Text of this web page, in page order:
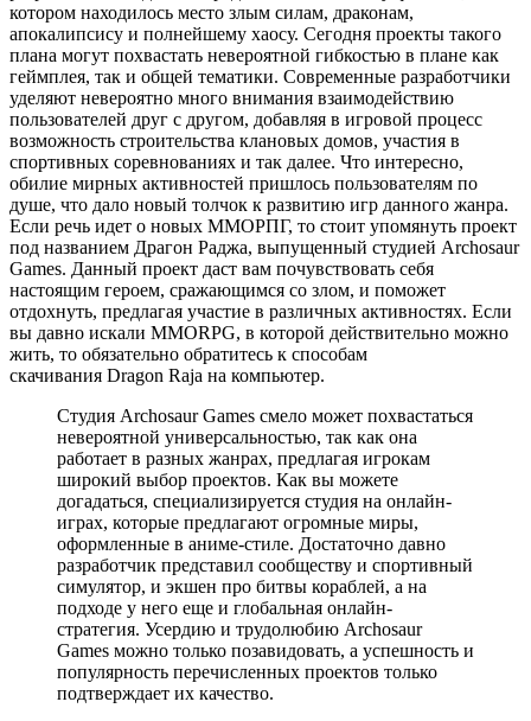
котором находилось место злым силам, драконам,
апокалипсису и полнейшему хаосу. Сегодня проекты такого
плана могут похвастать невероятной гибкостью в плане как
геймплея, так и общей тематики. Современные разработчики
уделяют невероятно много внимания взаимодействию
пользователей друг с другом, добавляя в игровой процесс
возможность строительства клановых домов, участия в
спортивных соревнованиях и так далее. Что интересно,
обилие мирных активностей пришлось пользователям по
душе, что дало новый толчок к развитию игр данного жанра.
Если речь идет о новых ММОРПГ, то стоит упомянуть проект
под названием Драгон Раджа, выпущенный студией Archosaur
Games. Данный проект даст вам почувствовать себя
настоящим героем, сражающимся со злом, и поможет
отдохнуть, предлагая участие в различных активностях. Если
вы давно искали MMORPG, в которой действительно можно
жить, то обязательно обратитесь к способам
скачивания Dragon Raja на компьютер.
Студия Archosaur Games смело может похвастаться
невероятной универсальностью, так как она
работает в разных жанрах, предлагая игрокам
широкий выбор проектов. Как вы можете
догадаться, специализируется студия на онлайн-
играх, которые предлагают огромные миры,
оформленные в аниме-стиле. Достаточно давно
разработчик представил сообществу и спортивный
симулятор, и экшен про битвы кораблей, а на
подходе у него еще и глобальная онлайн-
стратегия. Усердию и трудолюбию Archosaur
Games можно только позавидовать, а успешность и
популярность перечисленных проектов только
подтверждает их качество.